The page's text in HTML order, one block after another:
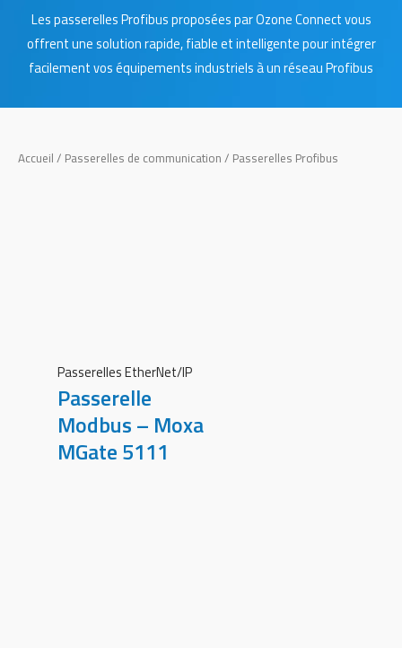
Les passerelles Profibus proposées par Ozone Connect vous
offrent une solution rapide, fiable et intelligente pour intégrer
facilement vos équipements industriels à un réseau Profibus
Accueil / Passerelles de communication / Passerelles Profibus
Passerelles EtherNet/IP
Passerelle
Modbus – Moxa
MGate 5111